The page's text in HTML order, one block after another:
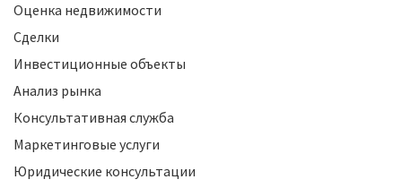
Оценка недвижимости
Сделки
Инвестиционные объекты
Анализ рынка
Консультативная служба
Маркетинговые услуги
Юридические консультации